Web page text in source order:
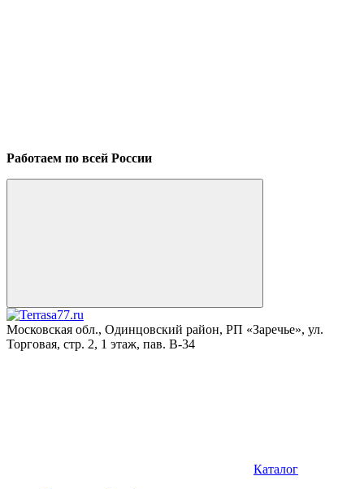
Работаем по всей России
Московская обл., Одинцовский район, РП «Заречье», ул.
Торговая, стр. 2, 1 этаж, пав. B-34
Каталог